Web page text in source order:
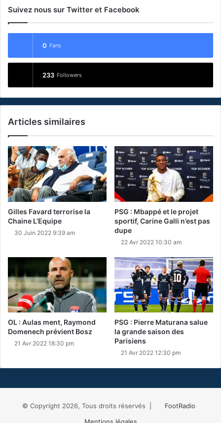
Suivez nous sur Twitter et Facebook
0 Fans
233 Followers
Articles similaires
Gilles Favard terrorise la
Chaine L’Equipe
30 Juin 2022 9:39 am
PSG : Mbappé et le projet
sportif, Carine Galli n’est pas
dupe
22 Avr 2022 10:30 am
OL : Aulas ment, Raymond
Domenech prévient Bosz
21 Avr 2022 18:30 pm
PSG : Pierre Maturana salue
la grande saison des
Parisiens
21 Avr 2022 12:30 pm
© Copyright 2026, Tous droits réservés |
FootRadio